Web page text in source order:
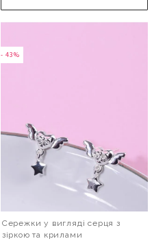
- 43%
Сережки у вигляді серця з
зіркою та крилами